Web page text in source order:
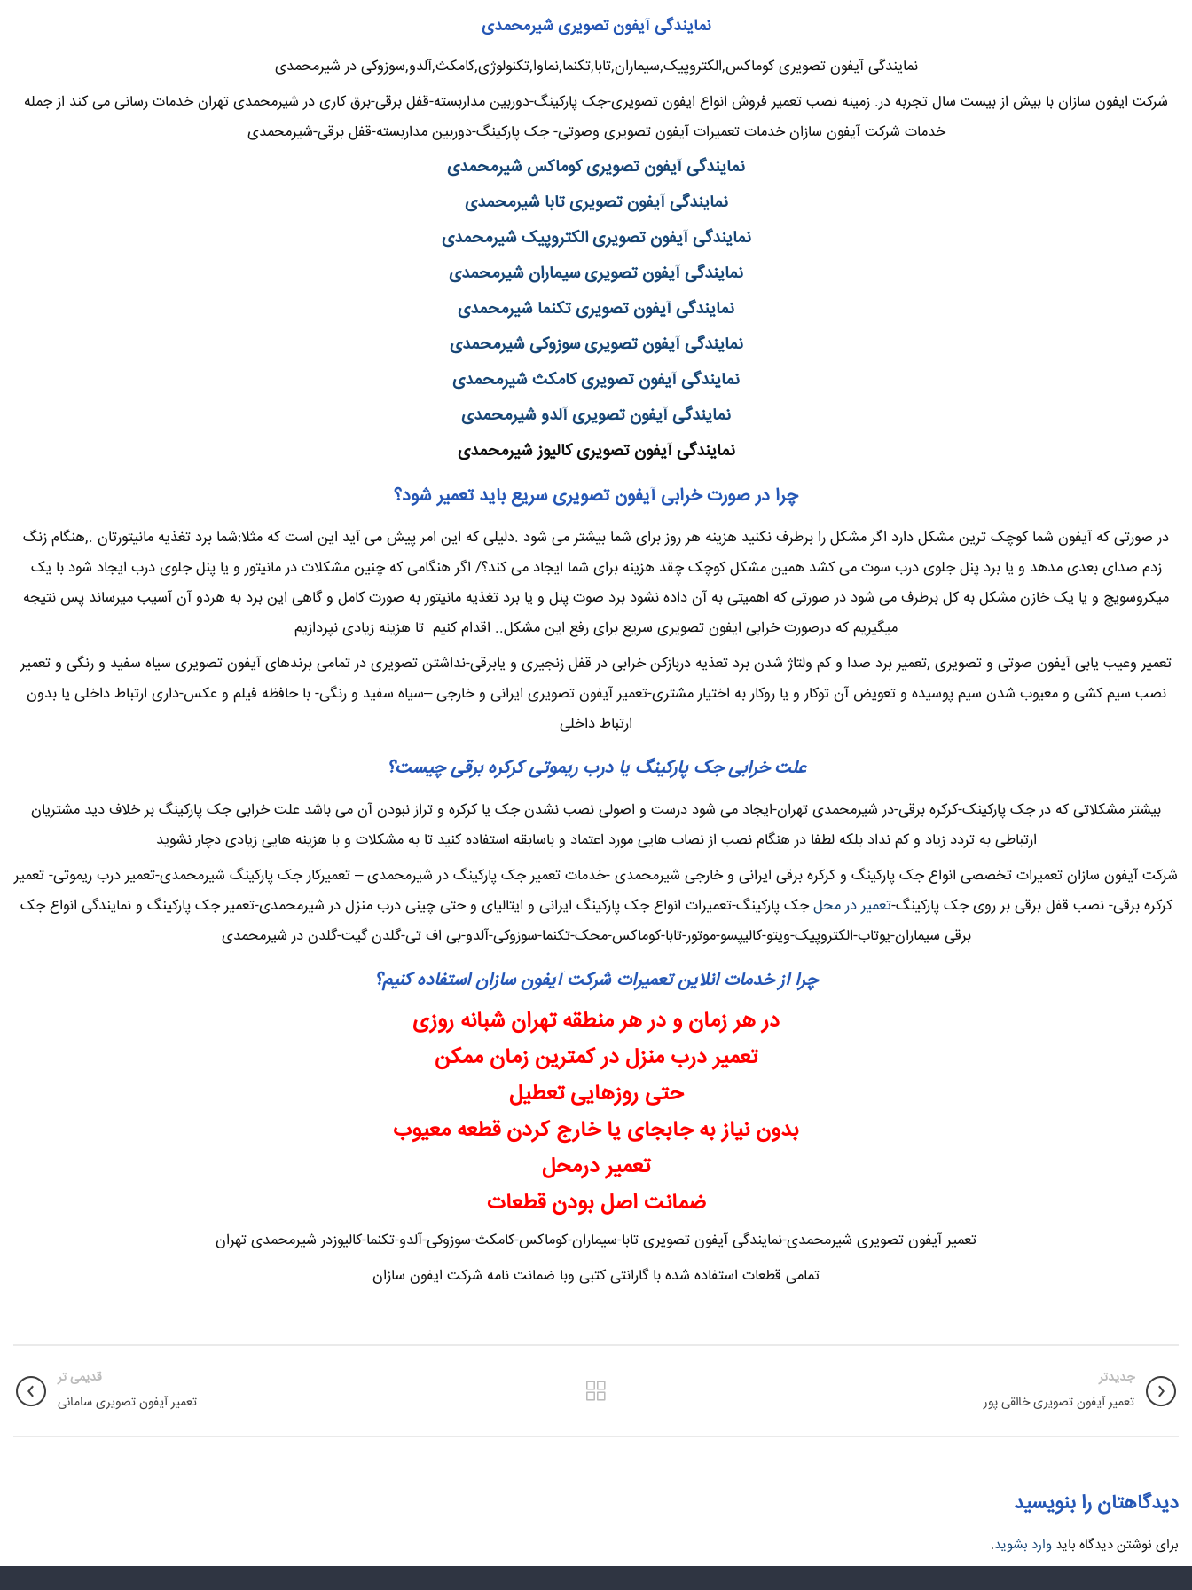
نمایندگی آیفون تصویری شیرمحمدی
نمایندگی آیفون تصویری کوماکس,الکتروپیک,سیماران,تابا,تکنما,نماوا,تکنولوژی,کامکث,آلدو,سوزوکی در شیرمحمدی
شرکت ایفون سازان با بیش از بیست سال تجربه در. زمینه نصب تعمیر فروش انواع ایفون تصویری-جک پارکینگ-دوربین مداربسته-قفل برقی-برق کاری در شیرمحمدی تهران خدمات رسانی می کند از جمله
خدمات شرکت آیفون سازان خدمات تعمیرات آیفون تصویری وصوتی- جک پارکینگ-دوربین مداربسته-قفل برقی-شیرمحمدی
نمایندگی آیفون تصویری کوماکس شیرمحمدی
نمایندگی آیفون تصویری تابا شیرمحمدی
نمایندگی آیفون تصویری الکتروپیک شیرمحمدی
نمایندگی آیفون تصویری سیماران شیرمحمدی
نمایندگی آیفون تصویری تکنما شیرمحمدی
نمایندگی آیفون تصویری سوزوکی شیرمحمدی
نمایندگی آیفون تصویری کامکث شیرمحمدی
نمایندگی آیفون تصویری آلدو شیرمحمدی
نمایندگی آیفون تصویری کالیوز شیرمحمدی
چرا در صورت خرابی آیفون تصویری سریع باید تعمیر شود؟
در صورتی که آیفون شما کوچک ترین مشکل دارد اگر مشکل را برطرف نکنید هزینه هر روز برای شما بیشتر می شود .دلیلی که این امر پیش می آید این است که مثلا:شما برد تغذیه مانیتورتان .,هنگام زنگ
زدم صدای بعدی مدهد و یا برد پنل جلوی درب سوت می کشد همین مشکل کوچک چقد هزینه برای شما ایجاد می کند؟/ اگر هنگامی که چنین مشکلات در مانیتور و یا پنل جلوی درب ایجاد شود با یک
میکروسویچ و یا یک خازن مشکل به کل برطرف می شود در صورتی که اهمیتی به آن داده نشود برد صوت پنل و یا برد تغذیه مانیتور به صورت کامل و گاهی این برد به هردو آن آسیب میرساند پس نتیجه
میگیریم که درصورت خرابی ایفون تصویری سریع برای رفع این مشکل.. اقدام کنیم تا هزینه زیادی نپردازیم
تعمیر وعیب یابی آیفون صوتی و تصویری ,تعمیر برد صدا و کم ولتاژ شدن برد تعذیه دربازکن خرابی در قفل زنجیری و یابرقی-نداشتن تصویری در تمامی برندهای آیفون تصویری سیاه سفید و رنگی و تعمیر
نصب سیم کشی و معیوب شدن سیم پوسیده و تعویض آن توکار و یا روکار به اختیار مشتری-تعمیر آیفون تصویری ایرانی و خارجی –سیاه سفید و رنگی- با حافظه فیلم و عکس-داری ارتباط داخلی یا بدون
ارتباط داخلی
علت خرابی جک پارکینگ یا درب ریموتی کرکره برقی چیست؟
بیشتر مشکلاتی که در جک پارکینک-کرکره برقی-در شیرمحمدی تهران-ایجاد می شود درست و اصولی نصب نشدن جک یا کرکره و تراز نبودن آن می باشد علت خرابی جک پارکینگ بر خلاف دید مشتریان
ارتباطی به تردد زیاد و کم نداد بلکه لطفا در هنگام نصب از نصاب هایی مورد اعتماد و باسابقه استفاده کنید تا به مشکلات و با هزینه هایی زیادی دچار نشوید
شرکت آیفون سازان تعمیرات تخصصی انواع جک پارکینگ و کرکره برقی ایرانی و خارجی شیرمحمدی -خدمات تعمیر جک پارکینگ در شیرمحمدی – تعمیرکار جک پارکینگ شیرمحمدی-تعمیر درب ریموتی- تعمیر
کرکره برقی- نصب قفل برقی بر روی جک پارکینگ-تعمیر در محلجک پارکینگ-تعمیرات انواع جک پارکینگ ایرانی و ایتالیای و حتی چینی درب منزل در شیرمحمدی-تعمیر جک پارکینگ و نمایندگی انواع جک
برقی سیماران-یوتاب-الکتروپیک-ویتو-کالیپسو-موتور-تابا-کوماکس-محک-تکنما-سوزوکی-آلدو-بی اف تی-گلدن گیت-گلدن در شیرمحمدی
چرا از خدمات انلاین تعمیرات شرکت آیفون سازان استفاده کنیم؟
در هر زمان و در هر منطقه تهران شبانه روزی
تعمیر درب منزل در کمترین زمان ممکن
حتی روزهایی تعطیل
بدون نیاز به جابجای یا خارج کردن قطعه معیوب
تعمیر درمحل
ضمانت اصل بودن قطعات
تعمیر آیفون تصویری شیرمحمدی-نمایندگی آیفون تصویری تابا-سیماران-کوماکس-کامکث-سوزوکی-آلدو-تکنما-کالیوزدر شیرمحمدی تهران
تمامی قطعات استفاده شده با گارانتی کتبی وبا ضمانت نامه شرکت ایفون سازان
جدیدتر
تعمیر آیفون تصویری خالقی پور
قدیمی تر
تعمیر آیفون تصویری سامانی
دیدگاهتان را بنویسید
برای نوشتن دیدگاه باید وارد بشوید.